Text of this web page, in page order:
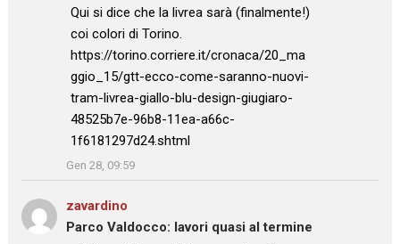
: “
Qui si dice che la livrea sarà (finalmente!)
coi colori di Torino.
https://torino.corriere.it/cronaca/20_ma
ggio_15/gtt-ecco-come-saranno-nuovi-
tram-livrea-giallo-blu-design-giugiaro-
48525b7e-96b8-11ea-a66c-
1f6181297d24.shtml
Gen 28, 09:59
zavardino
Parco Valdocco: lavori quasi al termine